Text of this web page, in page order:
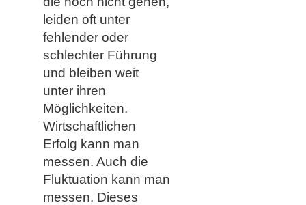
leiden oft unter
fehlender oder
schlechter Führung
und bleiben weit
unter ihren
Möglichkeiten.
Wirtschaftlichen
Erfolg kann man
messen. Auch die
Fluktuation kann man
messen. Dieses